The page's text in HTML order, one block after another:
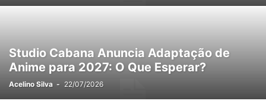
Studio Cabana Anuncia Adaptação de
Anime para 2027: O Que Esperar?
Acelino Silva - 22/07/2026